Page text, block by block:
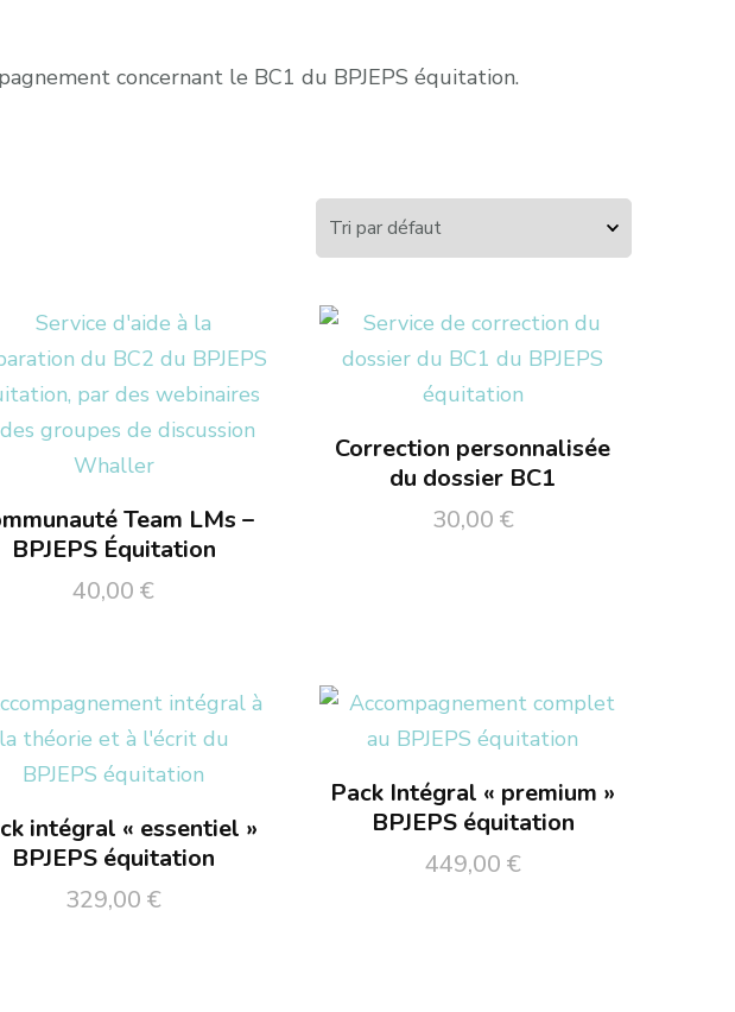
concernant le BC1 du BPJEPS équitation.
Team LMs –
BPJEPS Équitation
40,00€
Correction personnalisée
du dossier BC1
30,00 €
intégral « essentiel »
BPJEPS équitation
329,00€
Pack Intégral « premium »
BPJEPS équitation
449,00 €